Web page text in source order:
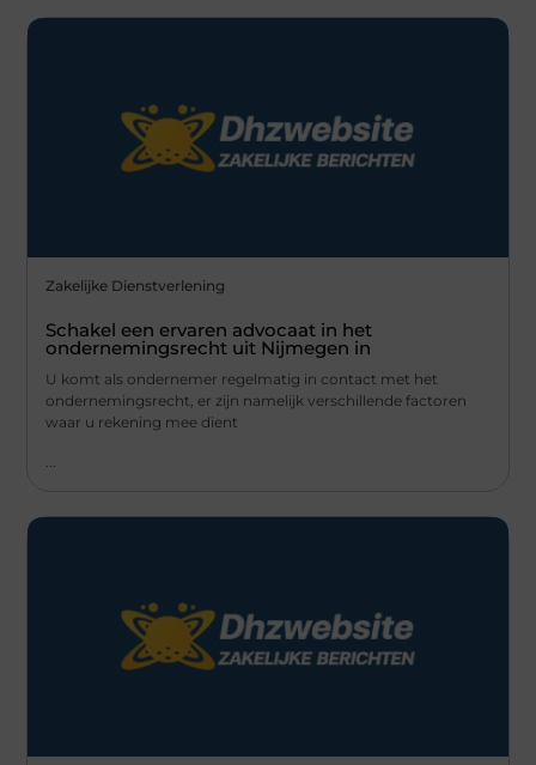
Zakelijke Dienstverlening
Schakel een ervaren advocaat in het
ondernemingsrecht uit Nijmegen in
U komt als ondernemer regelmatig in contact met het
ondernemingsrecht, er zijn namelijk verschillende factoren
waar u rekening mee dient